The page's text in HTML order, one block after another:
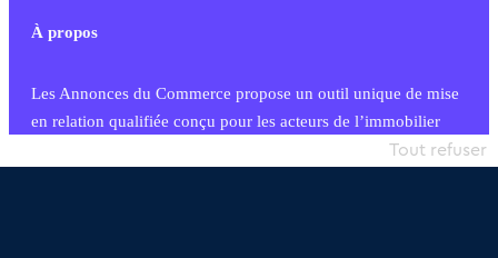
À propos
Les Annonces du Commerce propose un outil unique de mise
en relation qualifiée conçu pour les acteurs de l’immobilier
commercial et les collectivités territoriales, simple et intégrant
Tout refuser